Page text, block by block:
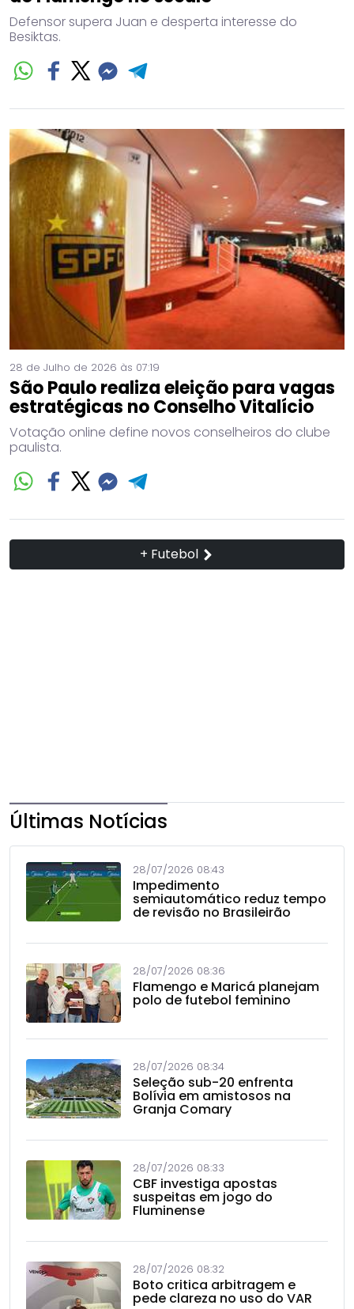
Defensor supera Juan e desperta interesse do
Besiktas.
28 de Julho de 2026 às 07:19
São Paulo realiza eleição para vagas
estratégicas no Conselho Vitalício
Votação online define novos conselheiros do clube
paulista.
+ Futebol
Últimas Notícias
28/07/2026 08:43
Impedimento
semiautomático reduz tempo
de revisão no Brasileirão
28/07/2026 08:36
Flamengo e Maricá planejam
polo de futebol feminino
28/07/2026 08:34
Seleção sub-20 enfrenta
Bolívia em amistosos na
Granja Comary
28/07/2026 08:33
CBF investiga apostas
suspeitas em jogo do
Fluminense
28/07/2026 08:32
Boto critica arbitragem e
pede clareza no uso do VAR